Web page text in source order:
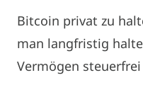
Bitcoin privat zu
man langfristig
Vermögen